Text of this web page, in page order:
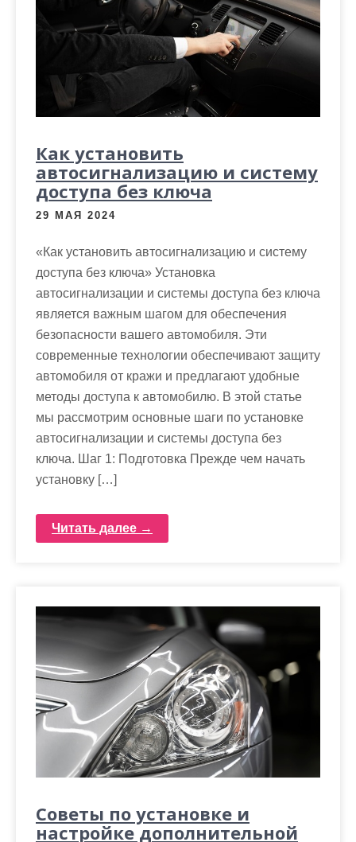
Как установить
автосигнализацию и систему
доступа без ключа
29 МАЯ 2024
«Как установить автосигнализацию и систему
доступа без ключа» Установка
автосигнализации и системы доступа без ключа
является важным шагом для обеспечения
безопасности вашего автомобиля. Эти
современные технологии обеспечивают защиту
автомобиля от кражи и предлагают удобные
методы доступа к автомобилю. В этой статье
мы рассмотрим основные шаги по установке
автосигнализации и системы доступа без
ключа. Шаг 1: Подготовка Прежде чем начать
установку […]
Читать далее →
Советы по установке и
настройке дополнительной